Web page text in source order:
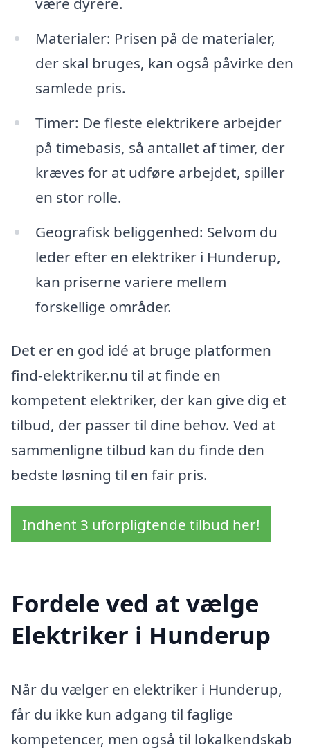
Materialer: Prisen på de materialer,
der skal bruges, kan også påvirke den
samlede pris.
Timer: De fleste elektrikere arbejder
på timebasis, så antallet af timer, der
kræves for at udføre arbejdet, spiller
en stor rolle.
Geografisk beliggenhed: Selvom du
leder efter en elektriker i Hunderup,
kan priserne variere mellem
forskellige områder.
Det er en god idé at bruge platformen
find-elektriker.nu til at finde en
kompetent elektriker, der kan give dig et
tilbud, der passer til dine behov. Ved at
sammenligne tilbud kan du finde den
bedste løsning til en fair pris.
Indhent 3 uforpligtende tilbud her!
Fordele ved at vælge
Elektriker i Hunderup
Når du vælger en elektriker i Hunderup,
får du ikke kun adgang til faglige
kompetencer, men også til lokalkendskab